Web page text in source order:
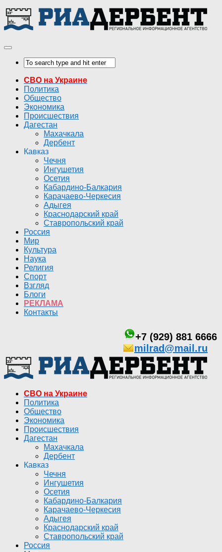
СВО на Украине
Политика
Общество
Экономика
Происшествия
Дагестан
Махачкала
Дербент
Кавказ
Чечня
Ингушетия
Осетия
Кабардино-Балкария
Карачаево-Черкесия
Адыгея
Краснодарский край
Ставропольский край
Россия
Мир
Культура
Наука
Религия
Спорт
Взгляд
Блоги
РЕКЛАМА
Контакты
+7 (929) 881 6666
milrad@mail.ru
СВО на Украине
Политика
Общество
Экономика
Происшествия
Дагестан
Махачкала
Дербент
Кавказ
Чечня
Ингушетия
Осетия
Кабардино-Балкария
Карачаево-Черкесия
Адыгея
Краснодарский край
Ставропольский край
Россия